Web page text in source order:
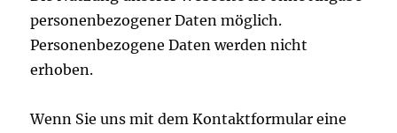
personenbezogener Daten möglich.
Personenbezogene Daten werden nicht
erhoben.
Wenn Sie uns mit dem Kontaktformular eine